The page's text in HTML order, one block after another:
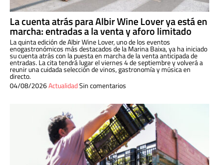
La cuenta atrás para Albir Wine Lover ya está en
marcha: entradas a la venta y aforo limitado
La quinta edición de Albir Wine Lover, uno de los eventos
enogastronómicos más destacados de la Marina Baixa, ya ha iniciado
su cuenta atrás con la puesta en marcha de la venta anticipada de
entradas. La cita tendrá lugar el viernes 4 de septiembre y volverá a
reunir una cuidada selección de vinos, gastronomía y música en
directo.
04/08/2026ActualidadSin comentarios